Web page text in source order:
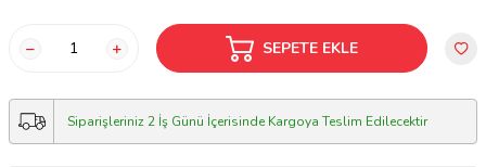
SEPETE EKLE
Siparişleriniz 2 İş Günü İçerisinde Kargoya Teslim Edilecektir